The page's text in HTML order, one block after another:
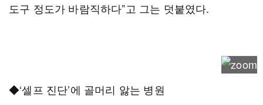
도구 정도가 바람직하다”고 그는 덧붙였다.
◆‘셀프 진단’에 골머리 앓는 병원